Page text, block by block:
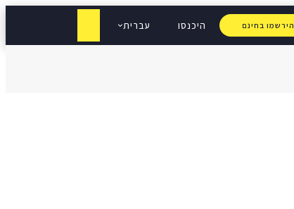
הירשמו בחינם היכנסו עברית